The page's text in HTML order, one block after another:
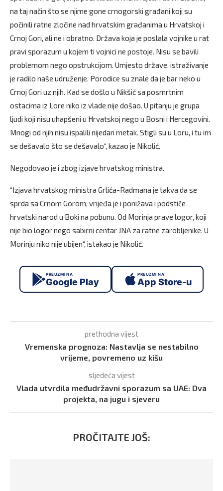
na taj način što se njime gone crnogorski građani koji su
počinili ratne zločine nad hrvatskim građanima u Hrvatskoj i
Crnoj Gori, ali ne i obratno. Država koja je poslala vojnike u rat
pravi sporazum u kojem ti vojnici ne postoje. Nisu se bavili
problemom nego opstrukcijom. Umjesto države, istraživanje
je radilo naše udruženje. Porodice su znale da je bar neko u
Crnoj Gori uz njih. Kad se došlo u Nikšić sa posmrtnim
ostacima iz Lore niko iz vlade nije došao. U pitanju je grupa
ljudi koji nisu uhapšeni u Hrvatskoj nego u Bosni i Hercegovini.
Mnogi od njih nisu ispalili nijedan metak. Stigli su u Loru, i tu im
se dešavalo što se dešavalo“, kazao je Nikolić.
Negodovao je i zbog izjave hrvatskog ministra.
“Izjava hrvatskog ministra Grlića-Radmana je takva da se
sprda sa Crnom Gorom, vrijeđa je i ponižava i podstiče
hrvatski narod u Boki na pobunu. Od Morinja prave logor, koji
nije bio logor nego sabirni centar JNA za ratne zarobljenike. U
Morinju niko nije ubijen“, istakao je Nikolić.
PREUZMI NA
Google Play
PREUZMI NA
App Store-u
prethodna vijest
Vremenska prognoza: Nastavlja se nestabilno
vrijeme, povremeno uz kišu
sljedeća vijest
Vlada utvrdila međudržavni sporazum sa UAE: Dva
projekta, na jugu i sjeveru
PROČITAJTE JOŠ: